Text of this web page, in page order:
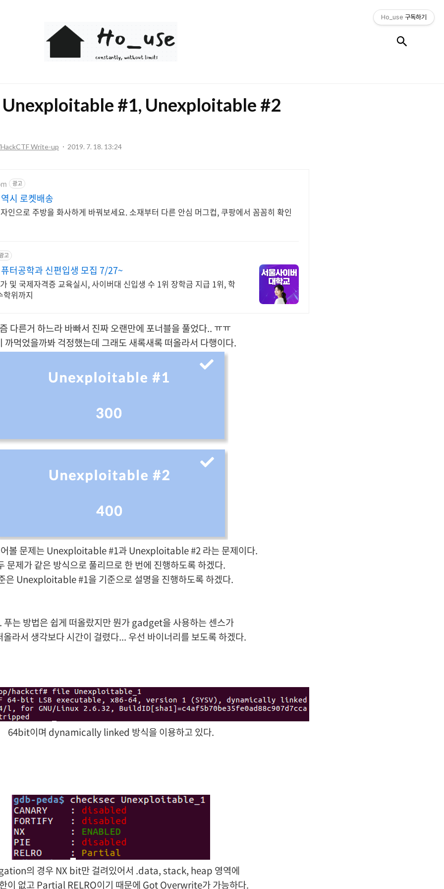
Ho_use
#1, Unexploitable #2
Write-up 2019. 7. 18. 13:24
광고
시 로켓배송
인으로 주방을 화사하게 바꿔보세요. 소재부터 다른 안심 머그컵, 쿠팡에서 꼼꼼히 확인
고
터공학과 신편입생 모집 7/27~
및 국제자격증 교육실시, 사이버대 신입생 수 1위 장학금 지급 1위, 학
학위까지
다른거 하느라 바빠서 진짜 오랜만에 포너블을 풀었다.. ㅠㅠ
까먹었을까봐 걱정했는데 그래도 새록새록 떠올라서 다행이다.
볼 문제는 Unexploitable #1과 Unexploitable #2 라는 문제이다.
문제가 같은 방식으로 풀리므로 한 번에 진행하도록 하겠다.
은 Unexploitable #1을 기준으로 설명을 진행하도록 하겠다.
푸는 방법은 쉽게 떠올랐지만 뭔가 gadget을 사용하는 센스가
올라서 생각보다 시간이 걸렸다... 우선 바이너리를 보도록 하겠다.
64bit이며 dynamically linked 방식을 이용하고 있다.
의 경우 NX bit만 걸려있어서 .data, stack, heap 영역에
이 없고 Partial RELRO이기 때문에 Got Overwrite가 가능하다.
Ho_use 구독하기